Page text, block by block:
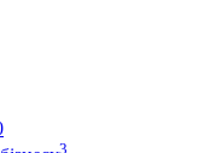
3